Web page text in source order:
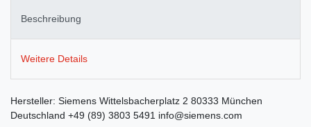
Beschreibung
Weitere Details
Hersteller: Siemens Wittelsbacherplatz 2 80333 München
Deutschland +49 (89) 3803 5491 info@siemens.com